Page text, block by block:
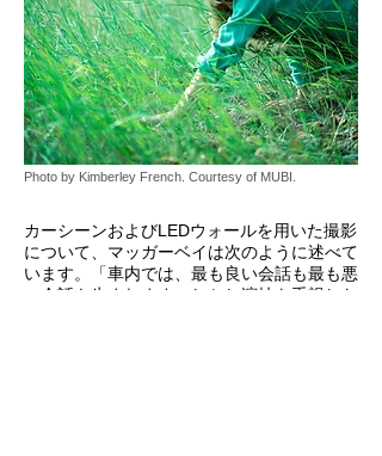
Photo by Kimberley French. Courtesy of MUBI.
カーシーンおよびLEDウォールを用いた撮影
について、マッガーベイは次のように述べて
います。「車内では、最も良い会話も最も悪
い会話も生まれます。しかし演技を重視した